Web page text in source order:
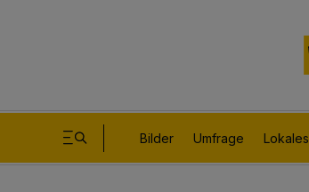
Bilder Umfrage Lokales